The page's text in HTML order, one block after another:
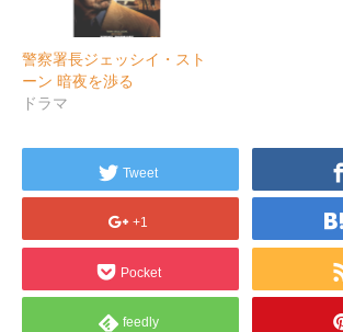
警察署長ジェッシイ・スト
ーン 暗夜を渉る
ドラマ
Tweet
+1
Pocket
feedly